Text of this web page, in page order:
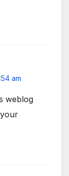
am
weblog